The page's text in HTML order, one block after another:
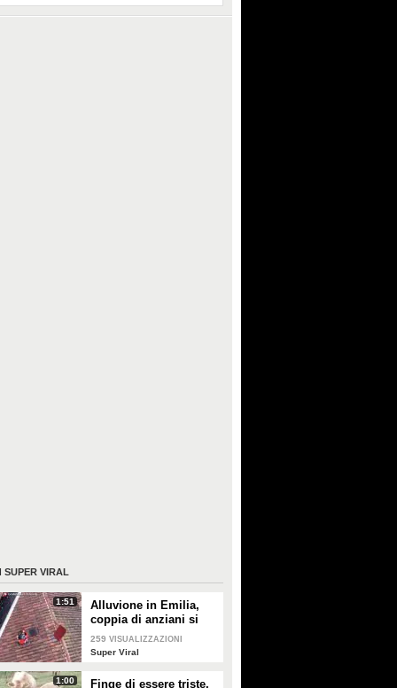
SUPER VIRAL
1:51
Alluvione in Emilia,
coppia di anziani si
rifugia sul tetto: salvati
dalla Guardia Costiera
259 VISUALIZZAZIONI
Super Viral
1:00
Finge di essere triste,